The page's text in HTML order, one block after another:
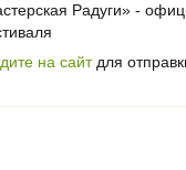
Радуги» -
на сайтдля